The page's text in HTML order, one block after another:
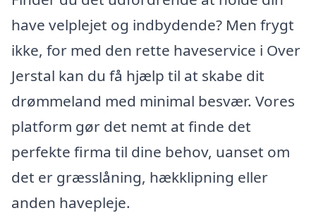
have velplejet og indbydende? Men frygt
ikke, for med den rette haveservice i Over
Jerstal kan du få hjælp til at skabe dit
drømmeland med minimal besvær. Vores
platform gør det nemt at finde det
perfekte firma til dine behov, uanset om
det er græsslåning, hækklipning eller
anden havepleje.